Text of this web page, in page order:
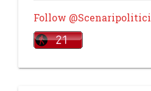
Follow @Scenaripolitici